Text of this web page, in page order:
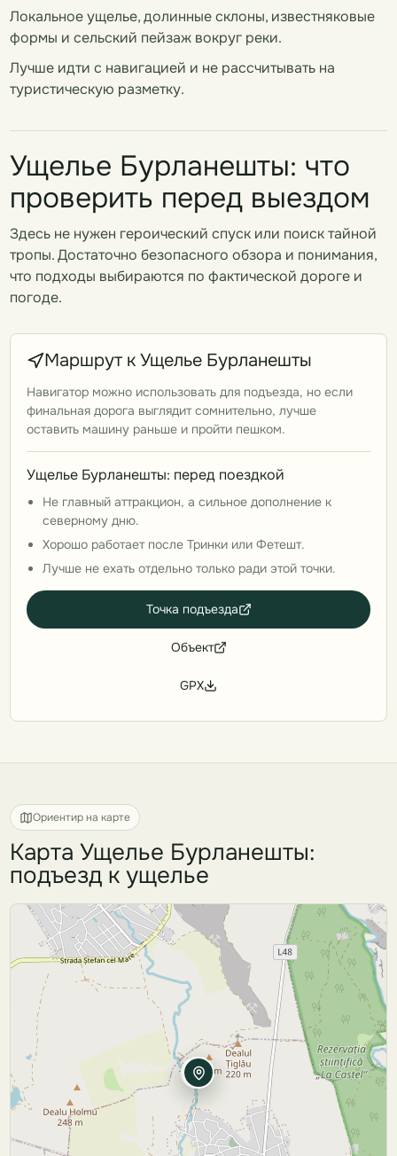
Локальное ущелье, долинные склоны, известняковые
формы и сельский пейзаж вокруг реки.
Лучше идти с навигацией и не рассчитывать на
туристическую разметку.
Ущелье Бурланешты: что
проверить перед выездом
Здесь не нужен героический спуск или поиск тайной
тропы. Достаточно безопасного обзора и понимания,
что подходы выбираются по фактической дороге и
погоде.
Маршрут к Ущелье Бурланешты
Навигатор можно использовать для подъезда, но если
финальная дорога выглядит сомнительно, лучше
оставить машину раньше и пройти пешком.
Ущелье Бурланешты: перед поездкой
Не главный аттракцион, а сильное дополнение к
северному дню.
Хорошо работает после Тринки или Фетешт.
Лучше не ехать отдельно только ради этой точки.
Точка подъезда
Объект
GPX
Ориентир на карте
Карта Ущелье Бурланешты:
подъезд к ущелье